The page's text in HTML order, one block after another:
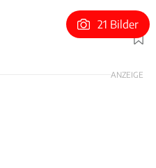
Foto: Nissan
21 Bilder
ANZEIGE